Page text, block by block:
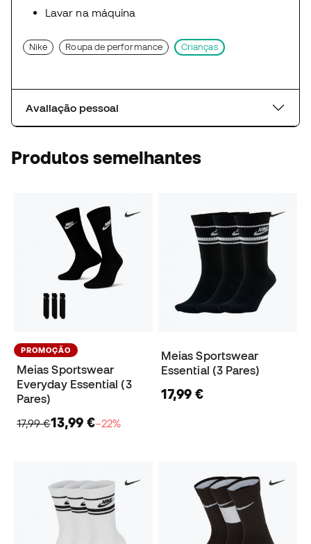
Lavar na máquina
Nike Roupa de performance Crianças
Avaliação pessoal
Produtos semelhantes
PROMOÇÃO
Meias Sportswear
Everyday Essential (3
Pares)
17,99 €13,99 €−22%
Meias Sportswear
Essential (3 Pares)
17,99 €